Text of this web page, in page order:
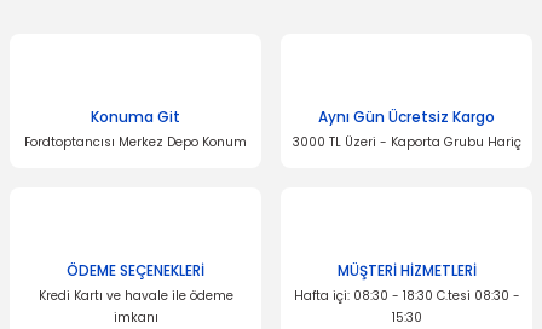
Ürün resmi kalitesiz, bozuk veya görüntülenemiyor.
Bu ürüne benzer farklı alternatifler olmalı.
Konuma Git
Fordtoptancısı Merkez Depo Konum
Aynı Gün Ücretsiz Kargo
3000 TL Üzeri - Kaporta Grubu Hariç
ÖDEME SEÇENEKLERİ
Kredi Kartı ve havale ile ödeme
imkanı
MÜŞTERİ HİZMETLERİ
Hafta içi: 08:30 - 18:30 C.tesi 08:30 -
15:30